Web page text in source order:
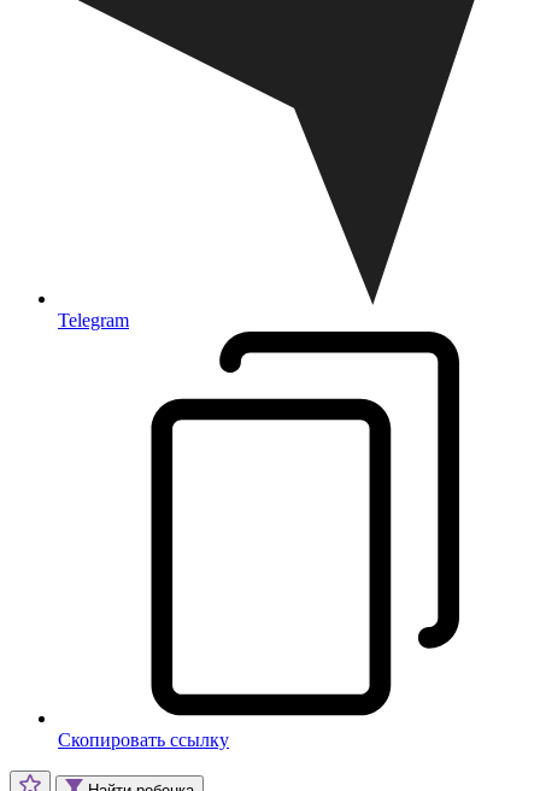
Telegram
Скопировать ссылку